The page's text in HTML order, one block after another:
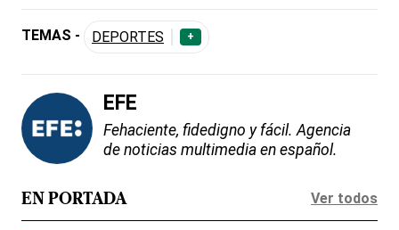
TEMAS - DEPORTES +
EFE
Fehaciente, fidedigno y fácil. Agencia
de noticias multimedia en español.
EN PORTADA Ver todos